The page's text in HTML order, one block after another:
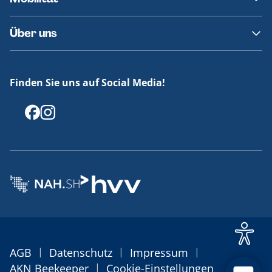
Fundsachen
Häufige Fragen
Barrierefreies Reisen
Erklärung Barrierefreiheit
Über uns
Offenlegungen
Finden Sie uns auf Social Media!
AGB | Datenschutz | Impressum |
AKN Beekeeper | Cookie-Einstellungen